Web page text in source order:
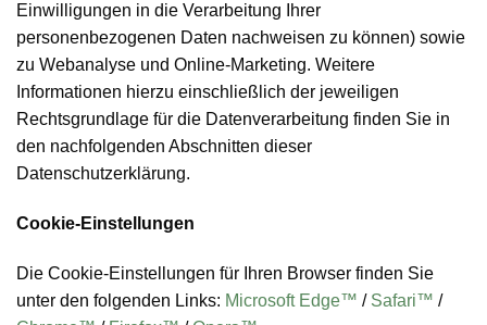
Einwilligungen in die Verarbeitung Ihrer
personenbezogenen Daten nachweisen zu können) sowie
zu Webanalyse und Online-Marketing. Weitere
Informationen hierzu einschließlich der jeweiligen
Rechtsgrundlage für die Datenverarbeitung finden Sie in
den nachfolgenden Abschnitten dieser
Datenschutzerklärung.
Cookie-Einstellungen
Die Cookie-Einstellungen für Ihren Browser finden Sie
unter den folgenden Links: Microsoft Edge™ / Safari™ /